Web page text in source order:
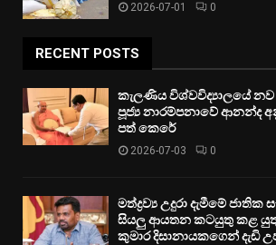
2026-07-01 0
RECENT POSTS
කැලණිය විශ්වවිද්‍යාලයේ
පූජ්‍ය නාරම්පනාවේ ආනන්ද
පත් කෙරේ
2026-07-03 0
මත්ද්‍රව්‍ය උදුරා දැමීමේ
සියලු ආයතන කටයුතු කළ
කුමාර දිසානායකගෙන් දැඩි